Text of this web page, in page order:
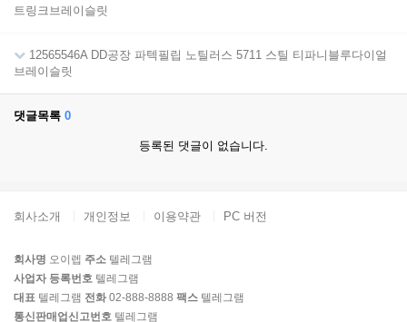
트링크브레이슬릿
12565546A DD공장 파텍필립 노틸러스 5711 스틸 티파니블루다이얼
브레이슬릿
댓글목록 0
등록된 댓글이 없습니다.
회사소개 개인정보 이용약관 PC 버전
회사명 오이렙 주소 텔레그램
사업자 등록번호 텔레그램
대표 텔레그램 전화 02-888-8888 팩스 텔레그램
통신판매업신고번호 텔레그램